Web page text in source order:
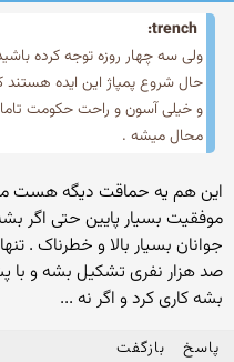
trench:
ولی سه چهار روزه توجه کرده
حال شروع پمپاژ این ایده هستند
و خیلی آسون و راحت حکومت
محال میشه .
این هم یه حماقت دیگه هست
موفقیت بسیار پایین حتی
جوانان بسیار بالا و خطرناک .
صد هزار نفری تشکیل بشه و با
بشه کاری کرد و اگر نه ...
پاسخ بازگفت